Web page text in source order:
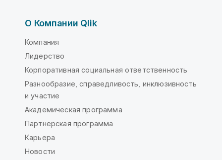
О Компании Qlik
Компания
Лидерство
Корпоративная социальная ответственность
Разнообразие, справедливость, инклюзивность
и участие
Академическая программа
Партнерская программа
Карьера
Новости